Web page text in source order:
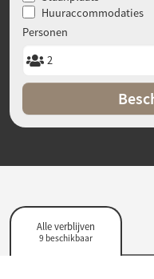
Huuraccommodaties
Personen
Alle verblijven
9 beschikbaar